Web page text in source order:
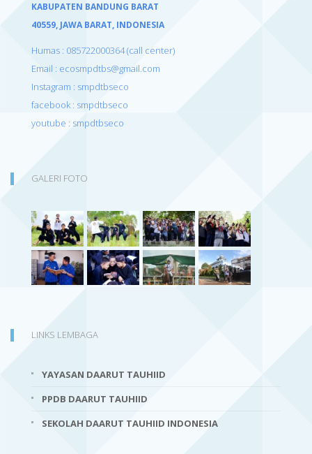
KABUPATEN BANDUNG BARAT
40559, JAWA BARAT, INDONESIA
Humas : 085722000364 (call center)
Email : ecosmpdtbs@gmail.com
Instagram : smpdtbseco
facebook : smpdtbseco
youtube : smpdtbseco
GALERI FOTO
LINKS LEMBAGA
YAYASAN DAARUT TAUHIID
PPDB DAARUT TAUHIID
SEKOLAH DAARUT TAUHIID INDONESIA